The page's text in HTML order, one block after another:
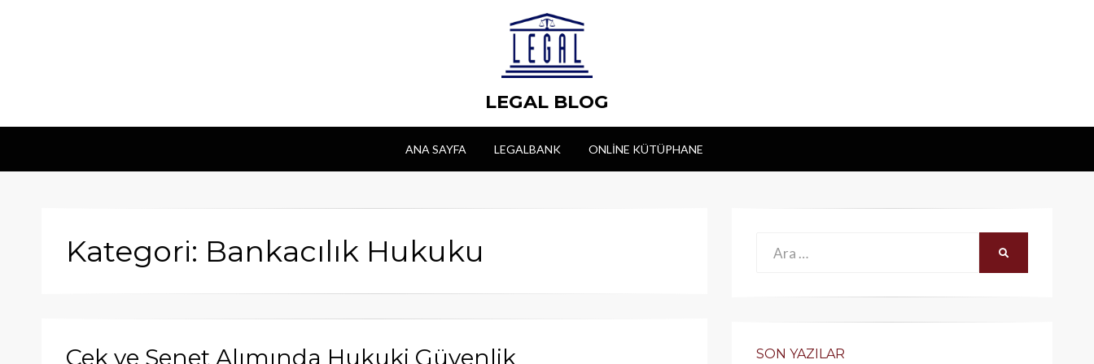
LEGAL BLOG
ANA SAYFA LEGALBANK ONLINE KÜTÜPHANE
Kategori: Bankacılık Hukuku
Çek ve Senet Alımında Hukuki Güvenlik
Ara:
SON YAZILAR